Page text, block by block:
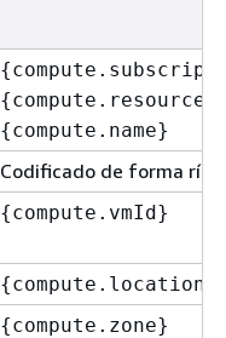
{
{
{compute.name}
Codificado de forma
{compute.vmId}
{compute.location}
{compute.zone}